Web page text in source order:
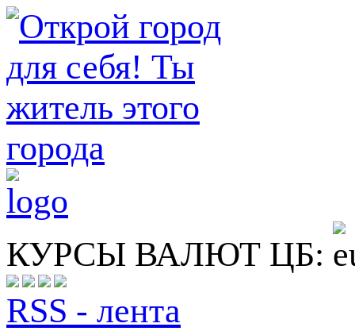
КУРСЫ ВАЛЮТ ЦБ:
RSS - лента